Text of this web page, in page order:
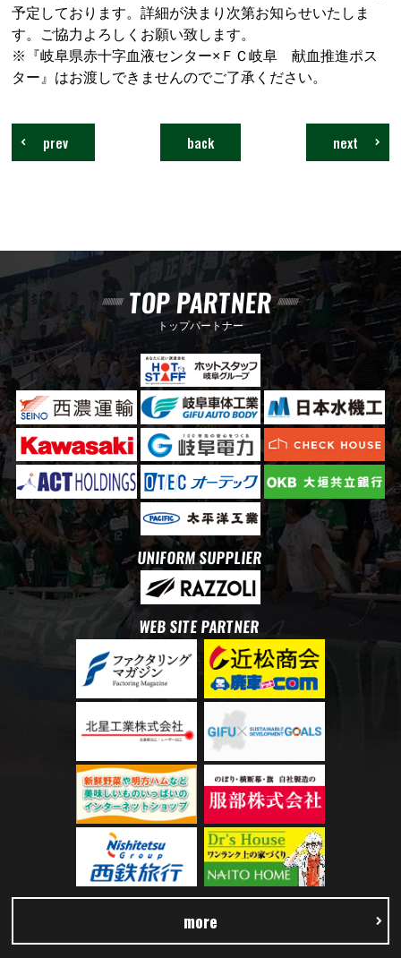
予定しております。詳細が決まり次第お知らせいたしま
す。ご協力よろしくお願い致します。
※『岐阜県赤十字血液センター×ＦＣ岐阜 献血推進ポス
ター』はお渡しできませんのでご了承ください。
next
back
prev
TOP PARTNER
トップパートナー
UNIFORM SUPPLIER
WEB SITE PARTNER
more